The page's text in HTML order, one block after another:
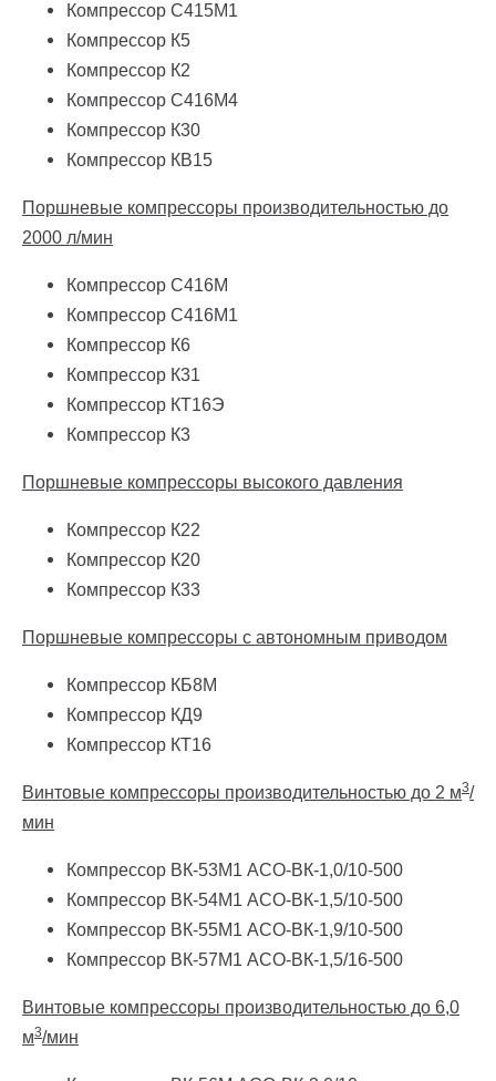
Компрессор С415М1
Компрессор К5
Компрессор К2
Компрессор С416М4
Компрессор К30
Компрессор КВ15
Поршневые компрессоры производительностью до
2000 л/мин
Компрессор С416М
Компрессор С416М1
Компрессор К6
Компрессор К31
Компрессор КТ16Э
Компрессор К3
Поршневые компрессоры высокого давления
Компрессор К22
Компрессор К20
Компрессор К33
Поршневые компрессоры с автономным приводом
Компрессор КБ8М
Компрессор КД9
Компрессор КТ16
Винтовые компрессоры производительностью до 2 м3/
мин
Компрессор ВК-53М1 АСО-ВК-1,0/10-500
Компрессор ВК-54М1 АСО-ВК-1,5/10-500
Компрессор ВК-55М1 АСО-ВК-1,9/10-500
Компрессор ВК-57М1 АСО-ВК-1,5/16-500
Винтовые компрессоры производительностью до 6,0
м3/мин